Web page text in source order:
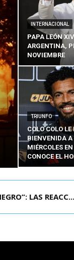
INTERNACIONAL
PAPA LEÓN
ARGENTINA,
NOVIEMBRE
TRIUNFO
COLO COLO
BIENVENIDA
MIÉRCOLES
CONOCE EL
LAS REACC...